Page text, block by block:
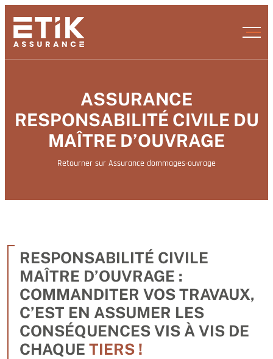
ASSURANCE
RESPONSABILITÉ CIVILE DU
MAÎTRE D’OUVRAGE
Retourner sur Assurance dommages-ouvrage
RESPONSABILITÉ CIVILE
MAÎTRE D’OUVRAGE :
COMMANDITER VOS TRAVAUX,
C’EST EN ASSUMER LES
CONSÉQUENCES VIS À VIS DE
CHAQUE TIERS !